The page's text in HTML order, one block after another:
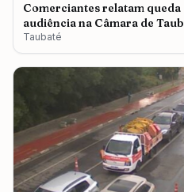
Comerciantes relatam queda
audiência na Câmara de
Taubaté